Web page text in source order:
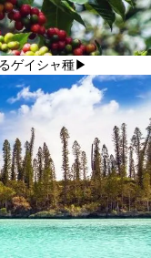
ゲイシャ種▶